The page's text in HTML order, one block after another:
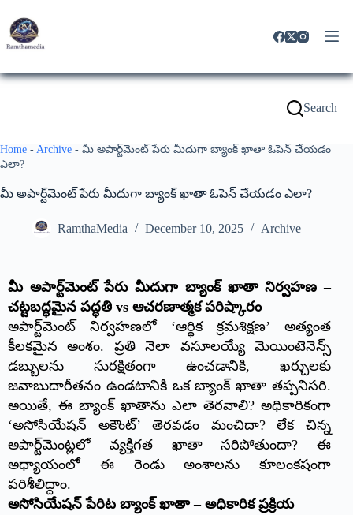
Search
Home - Archive - మీ అపార్ట్‌మెంట్ పేరు మీదుగా బ్యాంక్ ఖాతా ఓపెన్ చేయడం
ఎలా?
మీ అపార్ట్‌మెంట్ పేరు మీదుగా బ్యాంక్ ఖాతా ఓపెన్ చేయడం ఎలా?
RamthaMedia December 10, 2025 Archive
మీ అపార్ట్‌మెంట్ పేరు మీదుగా బ్యాంక్ ఖాతా నిర్వహణ –
చట్టబద్ధమైన పద్ధతి vs ఆచరణాత్మక పరిష్కారం
అపార్ట్‌మెంట్ నిర్వహణలో ‘ఆర్థిక క్రమశిక్షణ’ అత్యంత
కీలకమైన అంశం. ప్రతి నెలా వసూలయ్యే మెయింటెనెన్స్
డబ్బులను సురక్షితంగా ఉంచడానికి, ఖర్చులకు
జవాబుదారీతనం ఉండటానికి ఒక బ్యాంక్ ఖాతా తప్పనిసరి.
అయితే, ఈ బ్యాంక్ ఖాతాను ఎలా తెరవాలి? అధికారికంగా
‘అసోసియేషన్ అకౌంట్’ తెరవడం మంచిదా? లేక చిన్న
అపార్ట్‌మెంట్లలో వ్యక్తిగత ఖాతా సరిపోతుందా? ఈ
అధ్యాయంలో ఈ రెండు అంశాలను కూలంకషంగా
పరిశీలిద్దాం.
అసోసియేషన్ పేరిట బ్యాంక్ ఖాతా – అధికారిక ప్రక్రియ